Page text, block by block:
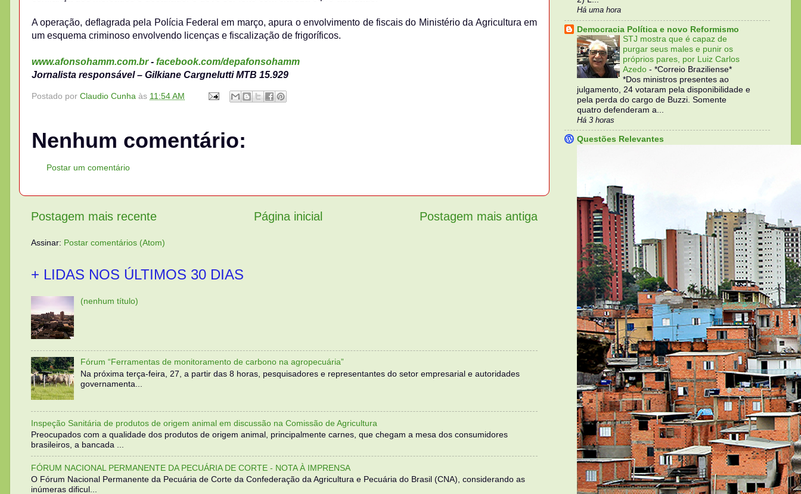
A operação, deflagrada pela Polícia Federal em março, apura o envolvimento de fiscais do Ministério da Agricultura em
um esquema criminoso envolvendo licenças e fiscalização de frigoríficos.
www.afonsohamm.com.br- facebook.com/depafonsohamm
Jornalista responsável – Gilkiane Cargnelutti MTB 15.929
Postado por Claudio Cunha às 11:54 AM
Nenhum comentário:
Postar um comentário
Postagem mais recente Postagem mais antiga
Página inicial
Assinar: Postar comentários (Atom)
+ LIDAS NOS ÚLTIMOS 30 DIAS
(nenhum título)
Fórum “Ferramentas de monitoramento de carbono na agropecuária”
Na próxima terça-feira, 27, a partir das 8 horas, pesquisadores e representantes do setor empresarial e autoridades
governamenta...
Inspeção Sanitária de produtos de origem animal em discussão na Comissão de Agricultura
Preocupados com a qualidade dos produtos de origem animal, principalmente carnes, que chegam a mesa dos consumidores
brasileiros, a bancada ...
FÓRUM NACIONAL PERMANENTE DA PECUÁRIA DE CORTE - NOTA À IMPRENSA
O Fórum Nacional Permanente da Pecuária de Corte da Confederação da Agricultura e Pecuária do Brasil (CNA), considerando as
inúmeras dificul...
Há uma hora
Democracia Política e novo Reformismo
STJ mostra que é capaz de
purgar seus males e punir os
próprios pares, por Luiz Carlos
Azedo - *Correio Braziliense*
*Dos ministros presentes ao
julgamento, 24 votaram pela disponibilidade e
pela perda do cargo de Buzzi. Somente
quatro defenderam a...
Há 3 horas
Questões Relevantes